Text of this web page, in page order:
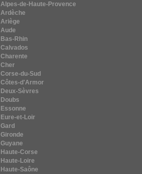
Alpes-de-Haute-Provence
Ardèche
Ariège
Aude
Bas-Rhin
Calvados
Charente
Cher
Corse-du-Sud
Côtes-d'Armor
Deux-Sèvres
Doubs
Essonne
Eure-et-Loir
Gard
Gironde
Guyane
Haute-Corse
Haute-Loire
Haute-Saône